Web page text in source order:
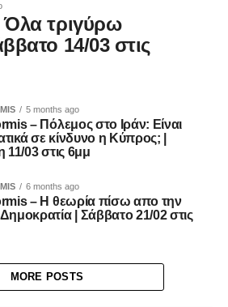
τριγύρω
14/03 στις
5 months ago
– Πόλεμος στο Ιράν: Είναι
σε κίνδυνο η Κύπρος; |
11/03 στις 6μμ
6 months ago
– Η θεωρία πίσω απο την
| Σάββατο 21/02 στις
MORE POSTS